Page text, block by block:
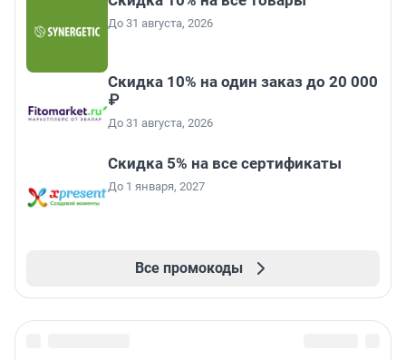
До 31 августа, 2026
Скидка 10% на один заказ до 20 000
₽
До 31 августа, 2026
Скидка 5% на все сертификаты
До 1 января, 2027
Все промокоды